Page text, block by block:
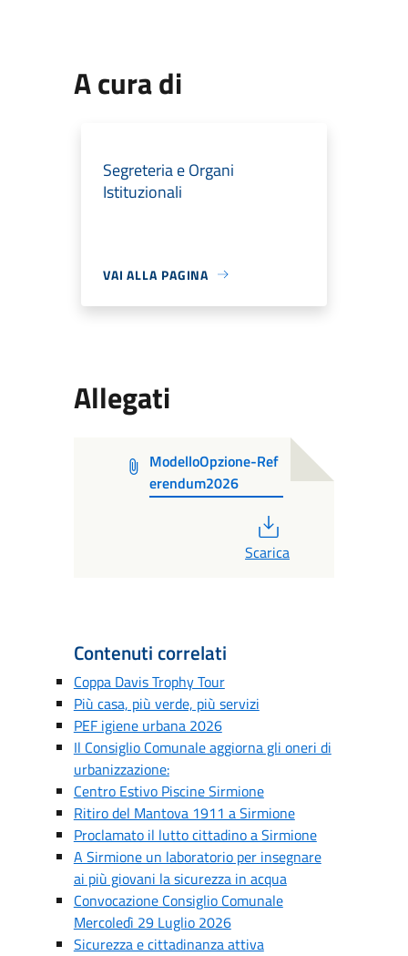
A cura di
Segreteria e Organi
Istituzionali
VAI ALLA PAGINA
Allegati
ModelloOpzione-Ref
erendum2026
Scarica
Contenuti correlati
Coppa Davis Trophy Tour
Più casa, più verde, più servizi
PEF igiene urbana 2026
Il Consiglio Comunale aggiorna gli oneri di
urbanizzazione:
Centro Estivo Piscine Sirmione
Ritiro del Mantova 1911 a Sirmione
Proclamato il lutto cittadino a Sirmione
A Sirmione un laboratorio per insegnare
ai più giovani la sicurezza in acqua
Convocazione Consiglio Comunale
Mercoledì 29 Luglio 2026
Sicurezza e cittadinanza attiva